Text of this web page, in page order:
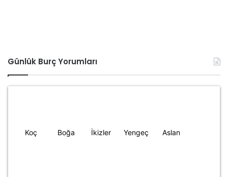
Günlük Burç Yorumları
Koç Boğa İkizler Yengeç Aslan